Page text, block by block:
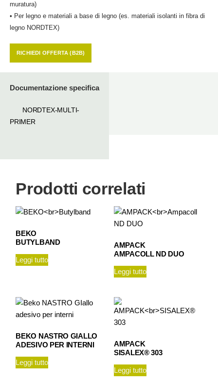
muratura)
• Per legno e materiali a base di legno (es. materiali isolanti in fibra di
legno NORDTEX)
RICHIEDI OFFERTA (B2B)
Documentazione specifica
NORDTEX-MULTI-
PRIMER
Prodotti correlati
BEKO
BUTYLBAND
Leggi tutto
AMPACK
AMPACOLL ND DUO
Leggi tutto
BEKO NASTRO GIALLO
ADESIVO PER INTERNI
Leggi tutto
AMPACK
SISALEX® 303
Leggi tutto